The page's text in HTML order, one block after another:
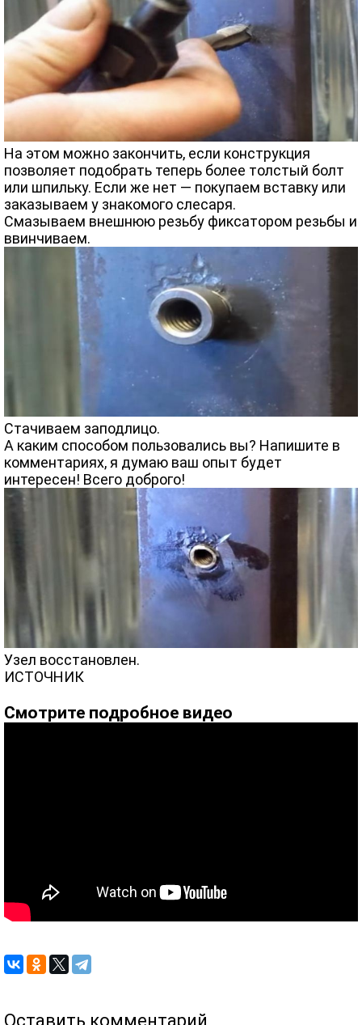
На этом можно закончить, если конструкция
позволяет подобрать теперь более толстый болт
или шпильку. Если же нет — покупаем вставку или
заказываем у знакомого слесаря.
Смазываем внешнюю резьбу фиксатором резьбы и
ввинчиваем.
Стачиваем заподлицо.
А каким способом пользовались вы? Напишите в
комментариях, я думаю ваш опыт будет
интересен! Всего доброго!
Узел восстановлен.
ИСТОЧНИК
Смотрите подробное видео
Оставить комментарий